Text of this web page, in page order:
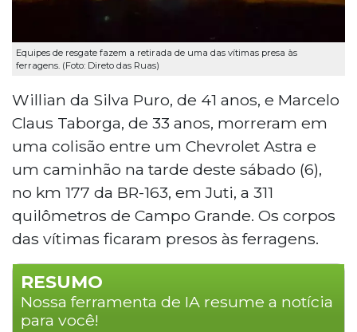
Equipes de resgate fazem a retirada de uma das vítimas presa às
ferragens. (Foto: Direto das Ruas)
Willian da Silva Puro, de 41 anos, e Marcelo
Claus Taborga, de 33 anos, morreram em
uma colisão entre um Chevrolet Astra e
um caminhão na tarde deste sábado (6),
no km 177 da BR-163, em Juti, a 311
quilômetros de Campo Grande. Os corpos
das vítimas ficaram presos às ferragens.
RESUMO
Nossa ferramenta de IA resume a notícia
para você!